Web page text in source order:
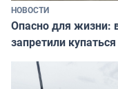
НОВОСТИ
Опасно для жизни:
запретили